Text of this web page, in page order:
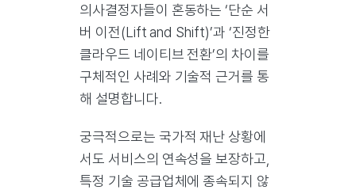
의사결정자들이 혼동하는 ‘단순 서
버 이전(Lift and Shift)’과 ‘진정한
클라우드 네이티브 전환’의 차이를
구체적인 사례와 기술적 근거를 통
해 설명합니다.
궁극적으로는 국가적 재난 상황에
서도 서비스의 연속성을 보장하고,
특정 기술 공급업체에 종속되지 않